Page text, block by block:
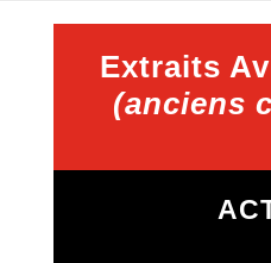
Extraits
(anciens